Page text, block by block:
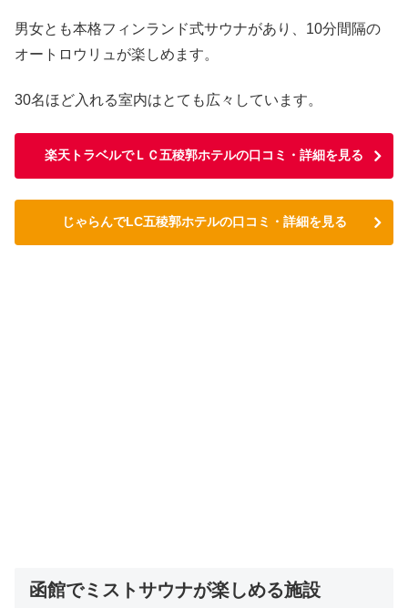
男女とも本格フィンランド式サウナがあり、10分間隔の
オートロウリュが楽しめます。
30名ほど入れる室内はとても広々しています。
楽天トラベルでＬＣ五稜郭ホテルの口コミ・詳細を見る
じゃらんでLC五稜郭ホテルの口コミ・詳細を見る
函館でミストサウナが楽しめる施設